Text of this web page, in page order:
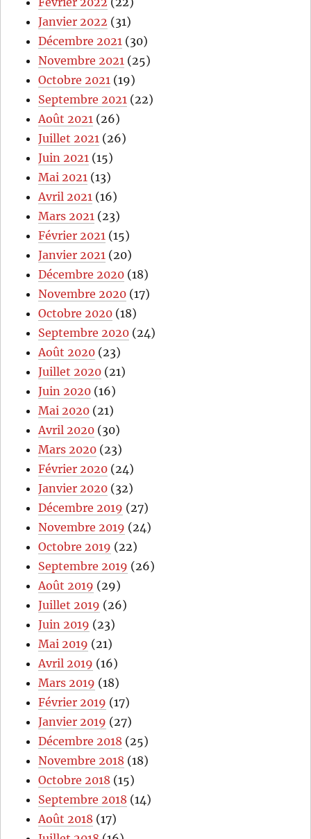
Janvier 2022 (31)
Décembre 2021 (30)
Novembre 2021 (25)
Octobre 2021 (19)
Septembre 2021 (22)
Août 2021 (26)
Juillet 2021 (26)
Juin 2021 (15)
Mai 2021 (13)
Avril 2021 (16)
Mars 2021 (23)
Février 2021 (15)
Janvier 2021 (20)
Décembre 2020 (18)
Novembre 2020 (17)
Octobre 2020 (18)
Septembre 2020 (24)
Août 2020 (23)
Juillet 2020 (21)
Juin 2020 (16)
Mai 2020 (21)
Avril 2020 (30)
Mars 2020 (23)
Février 2020 (24)
Janvier 2020 (32)
Décembre 2019 (27)
Novembre 2019 (24)
Octobre 2019 (22)
Septembre 2019 (26)
Août 2019 (29)
Juillet 2019 (26)
Juin 2019 (23)
Mai 2019 (21)
Avril 2019 (16)
Mars 2019 (18)
Février 2019 (17)
Janvier 2019 (27)
Décembre 2018 (25)
Novembre 2018 (18)
Octobre 2018 (15)
Septembre 2018 (14)
Août 2018 (17)